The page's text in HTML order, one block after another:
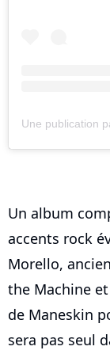
Un album
accents rock
Morello,
the Machine
de Maneskin
sera pas seul